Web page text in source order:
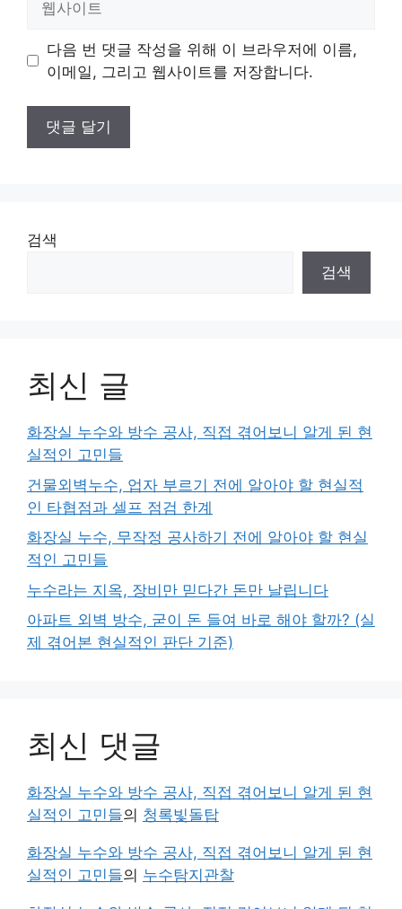
트
다음 번 댓글 작성을 위해 이 브라우저에 이름,
이메일, 그리고 웹사이트를 저장합니다.
검색
검색
최신 글
화장실 누수와 방수 공사, 직접 겪어보니 알게 된 현
실적인 고민들
건물외벽누수, 업자 부르기 전에 알아야 할 현실적
인 타협점과 셀프 점검 한계
화장실 누수, 무작정 공사하기 전에 알아야 할 현실
적인 고민들
누수라는 지옥, 장비만 믿다간 돈만 날립니다
아파트 외벽 방수, 굳이 돈 들여 바로 해야 할까? (실
제 겪어본 현실적인 판단 기준)
최신 댓글
화장실 누수와 방수 공사, 직접 겪어보니 알게 된 현
실적인 고민들의 청록빛돌탑
화장실 누수와 방수 공사, 직접 겪어보니 알게 된 현
실적인 고민들의 누수탐지관찰